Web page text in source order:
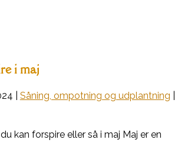
i maj
Såning, ompotning og udplantning
kan forspire eller så i maj Maj er en